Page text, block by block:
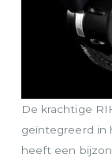
De krachtige
geïntegreerd in
heeft een